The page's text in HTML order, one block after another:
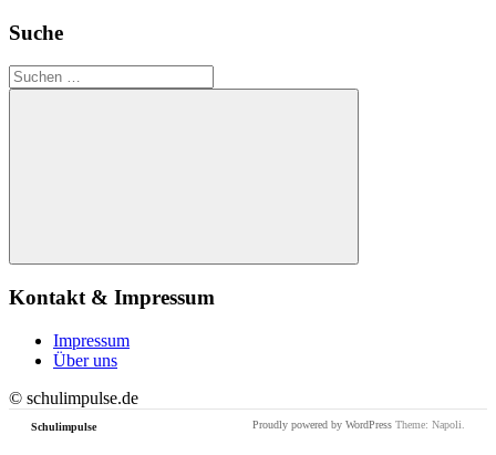
Suche
Suchen
nach:
Suchen
Kontakt & Impressum
Impressum
Über uns
© schulimpulse.de
Schulimpulse Proudly powered by WordPress Theme: Napoli.